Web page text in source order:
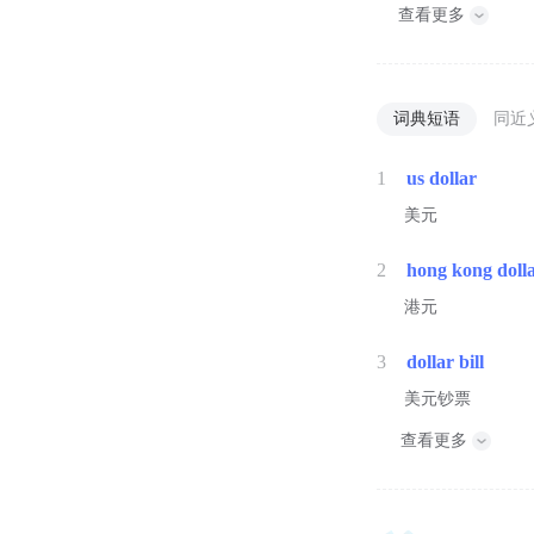
查看更多
词典短语 同近
1 us dollar
美元
2 hong kong
港元
3 dollar bill
美元钞票
查看更多